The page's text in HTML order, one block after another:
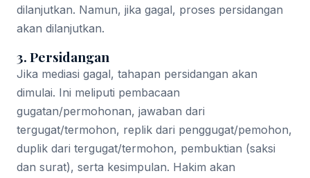
dilanjutkan. Namun, jika gagal, proses persidangan
akan dilanjutkan.
3. Persidangan
Jika mediasi gagal, tahapan persidangan akan
dimulai. Ini meliputi pembacaan
gugatan/permohonan, jawaban dari
tergugat/termohon, replik dari penggugat/pemohon,
duplik dari tergugat/termohon, pembuktian (saksi
dan surat), serta kesimpulan. Hakim akan